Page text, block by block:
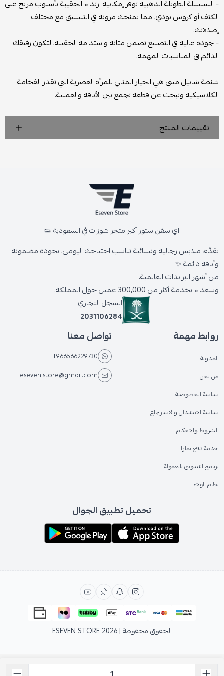
- السلسلة الطويلة الذهبية توفر إمكانية ارتداء الحقيبة بأسلوب مريح على
الكتف أو كروس بودي، مما يمنحك مرونة في التنسيق مع مختلف
إطلالاتك.
- جودة عالية في التصنيع تضمن متانة واستدامة الحقيبة، لتكون رفيقك
الدائم في المناسبات المهمة.
شنطة شانيل ميني هي الخيار المثالي للمرأة العصرية التي تقدر الفخامة
الكلاسيكية وتبحث عن قطعة تجمع بين الأناقة والعملية.
تقييمات المنتج
اي سفن ستور أكبر متجر شوزات في السعودية 👟
يقدّم ملابس رجالية ونسائية تناسب احتياجك اليومي، بجودة مضمونة
وأناقة دائمة ✨
من أشهر البراندات العالمية،
وسعداء بخدمة أكثر من 300,000 عميل حول المملكة.
السجل التجاري
2031106284
روابط مهمة
المدونة
من نحن
سياسة الخصوصية
سياسة الاستبدال والاسترجاع
الشروط والاحكام
خدمة دفع تمارا
برنامج التسويق بالعمولة
نظام الولاء
تواصل معنا
+966566229730
eseven.store@gmail.com
تحميل تطبيق الجوال
الحقوق محفوظة | 2026 ESEVEN STORE